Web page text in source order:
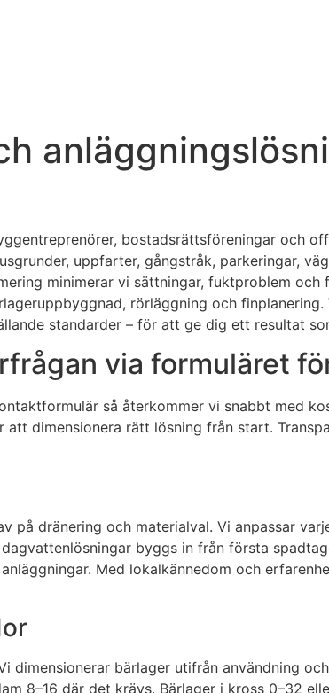
bostadsrättsföreningar och
uppfarter, gångstråk, parkeringar,
minimerar vi sättningar, fuktproblem och
rörläggning och
standarder – för att ge dig ett resultat
via formuläret
så återkommer vi snabbt med
dimensionera rätt lösning från start.
på dränering och materialval. Vi anpassar
byggs in från första
Med lokalkännedom och
dimensionerar bärlager utifrån användning
8–16 där det krävs. Bärlager i kross 0–32